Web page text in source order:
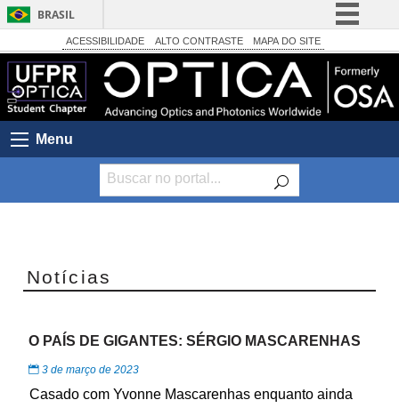
BRASIL
Simplifique!
Comunica BR
Participe
Legislação
Canais
ACESSIBILIDADE ALTO CONTRASTE MAPA DO SITE
Menu
Notícias
O PAÍS DE GIGANTES: SÉRGIO MASCARENHAS
3 de março de 2023
Casado com Yvonne Mascarenhas enquanto ainda